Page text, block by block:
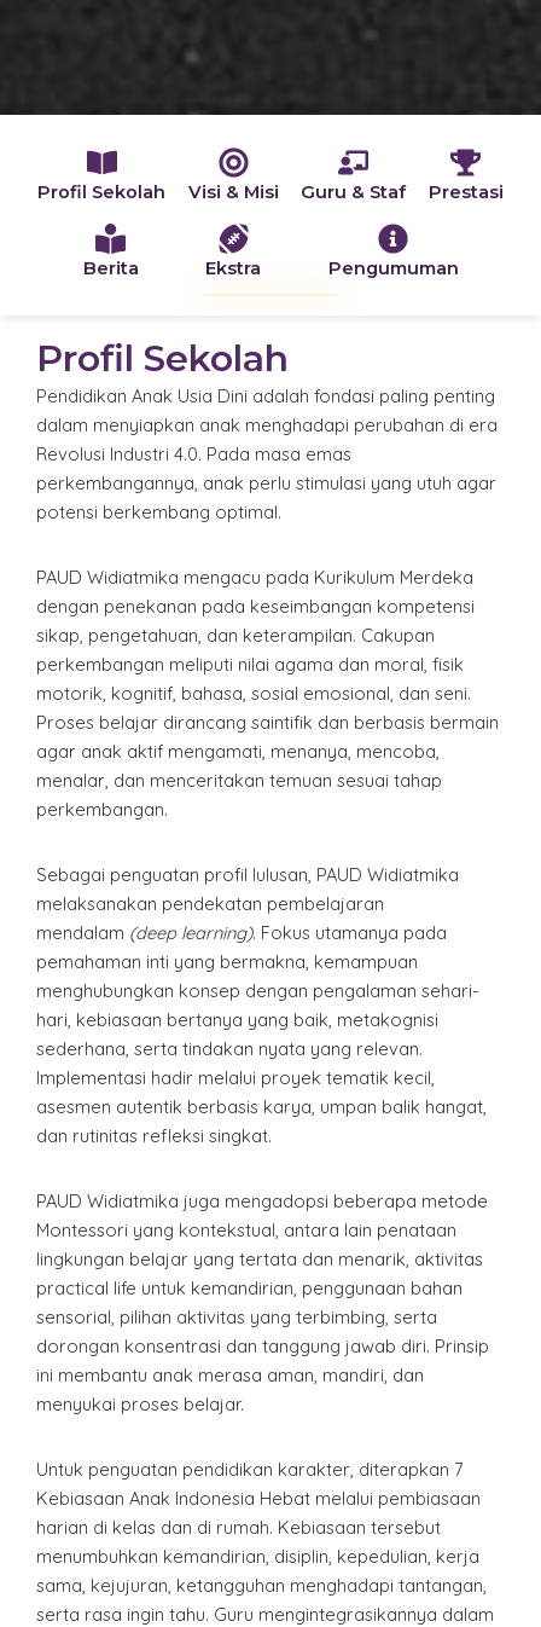
Profil Sekolah Visi & Misi Guru & Staf Prestasi
Berita Ekstra Pengumuman
Profil Sekolah
Pendidikan Anak Usia Dini adalah fondasi paling penting
dalam menyiapkan anak menghadapi perubahan di era
Revolusi Industri 4.0. Pada masa emas
perkembangannya, anak perlu stimulasi yang utuh agar
potensi berkembang optimal.
PAUD Widiatmika mengacu pada Kurikulum Merdeka
dengan penekanan pada keseimbangan kompetensi
sikap, pengetahuan, dan keterampilan. Cakupan
perkembangan meliputi nilai agama dan moral, fisik
motorik, kognitif, bahasa, sosial emosional, dan seni.
Proses belajar dirancang saintifik dan berbasis bermain
agar anak aktif mengamati, menanya, mencoba,
menalar, dan menceritakan temuan sesuai tahap
perkembangan.
Sebagai penguatan profil lulusan, PAUD Widiatmika
melaksanakan pendekatan pembelajaran
mendalam (deep learning). Fokus utamanya pada
pemahaman inti yang bermakna, kemampuan
menghubungkan konsep dengan pengalaman sehari-
hari, kebiasaan bertanya yang baik, metakognisi
sederhana, serta tindakan nyata yang relevan.
Implementasi hadir melalui proyek tematik kecil,
asesmen autentik berbasis karya, umpan balik hangat,
dan rutinitas refleksi singkat.
PAUD Widiatmika juga mengadopsi beberapa metode
Montessori yang kontekstual, antara lain penataan
lingkungan belajar yang tertata dan menarik, aktivitas
practical life untuk kemandirian, penggunaan bahan
sensorial, pilihan aktivitas yang terbimbing, serta
dorongan konsentrasi dan tanggung jawab diri. Prinsip
ini membantu anak merasa aman, mandiri, dan
menyukai proses belajar.
Untuk penguatan pendidikan karakter, diterapkan 7
Kebiasaan Anak Indonesia Hebat melalui pembiasaan
harian di kelas dan di rumah. Kebiasaan tersebut
menumbuhkan kemandirian, disiplin, kepedulian, kerja
sama, kejujuran, ketangguhan menghadapi tantangan,
serta rasa ingin tahu. Guru mengintegrasikannya dalam